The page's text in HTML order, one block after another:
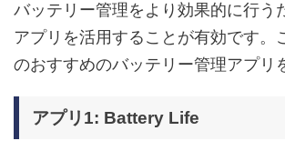
バッテリー管理をより効果的に行う
アプリを活用することが有効です。
のおすすめのバッテリー管理アプリ
アプリ1: Battery Life